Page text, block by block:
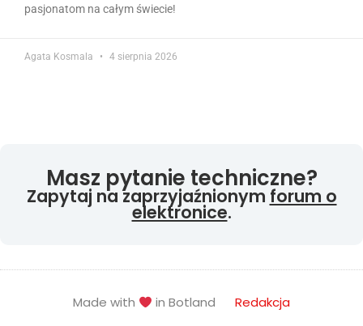
pasjonatom na całym świecie!
Agata Kosmala 4 sierpnia 2026
Masz pytanie techniczne?
Zapytaj na zaprzyjaźnionym forum o
elektronice.
Made with in Botland Redakcja